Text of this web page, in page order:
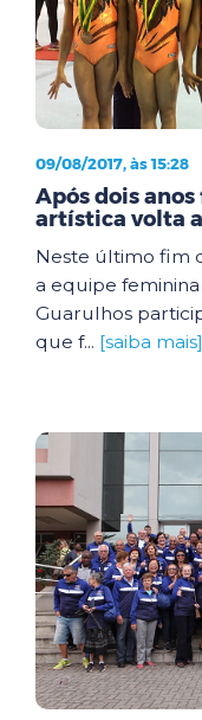
09/08/2017, às 15:28
Após dois
artística volta
Neste último fim
a equipe
Guarulhos
que f... [saiba mais]